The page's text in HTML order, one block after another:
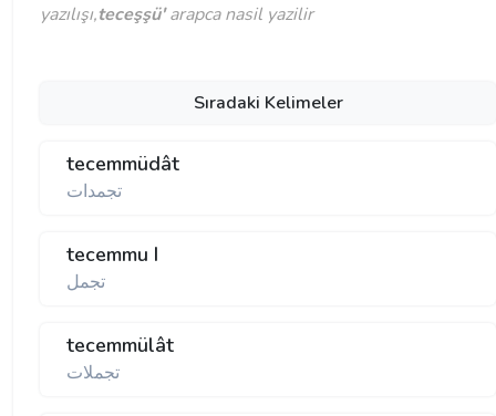
yazılışı,teceşşü'arapca nasil yazilir
Sıradaki Kelimeler
tecemmüdât
تجمدات
tecemmu I
تجمل
tecemmülât
تجملات